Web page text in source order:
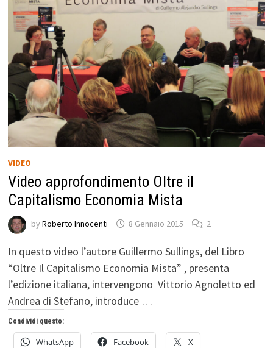
VIDEO
Video approfondimento Oltre il
Capitalismo Economia Mista
by Roberto Innocenti 8 Gennaio 2015 2
In questo video l’autore Guillermo Sullings, del Libro
“Oltre Il Capitalismo Economia Mista” , presenta
l’edizione italiana, intervengono Vittorio Agnoletto ed
Andrea di Stefano, introduce …
Condividi questo:
WhatsApp Facebook X